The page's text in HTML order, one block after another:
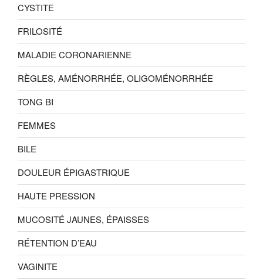
CYSTITE
FRILOSITÉ
MALADIE CORONARIENNE
RÈGLES, AMÉNORRHÉE, OLIGOMÉNORRHÉE
TONG BI
FEMMES
BILE
DOULEUR ÉPIGASTRIQUE
HAUTE PRESSION
MUCOSITÉ JAUNES, ÉPAISSES
RÉTENTION D’EAU
VAGINITE